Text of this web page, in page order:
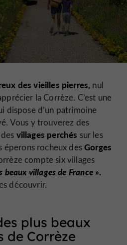
des vieilles pierres, nul
la Corrèze. C’est une
dispose d’un patrimoine
Vous y trouverez des
villages perchés sur les
éperons rocheux desGorges
compte six villages
beaux villages de France».
découvrir.
plus beaux
de Corrèze